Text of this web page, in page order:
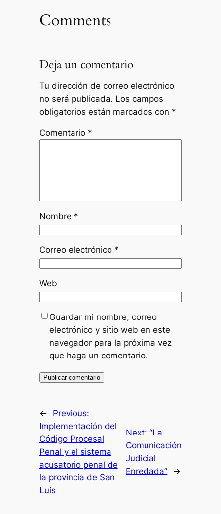
Comments
Deja un comentario
Tu dirección de correo electrónico
no será publicada. Los campos
obligatorios están marcados con *
Comentario *
Nombre *
Correo electrónico *
Web
Guardar mi nombre, correo
electrónico y sitio web en este
navegador para la próxima vez
que haga un comentario.
←
Previous:
Implementación del
Código Procesal
Penal y el sistema
acusatorio penal de
la provincia de San
Luis
Next:“La
Comunicación
Judicial
Enredada”
→